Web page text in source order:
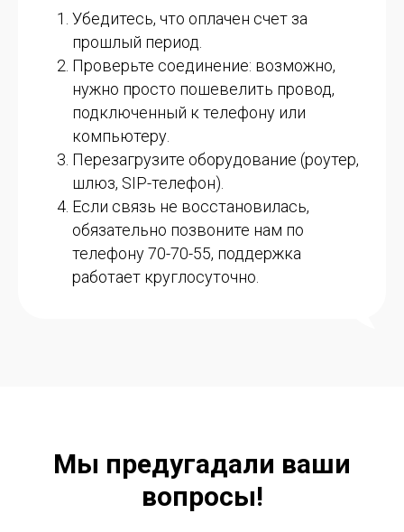
Убедитесь, что оплачен счет за
прошлый период.
Проверьте соединение: возможно,
нужно просто пошевелить провод,
подключенный к телефону или
компьютеру.
Перезагрузите оборудование (роутер,
шлюз, SIP-телефон).
Если связь не восстановилась,
обязательно позвоните нам по
телефону 70-70-55, поддержка
работает круглосуточно.
Мы предугадали ваши
вопросы!